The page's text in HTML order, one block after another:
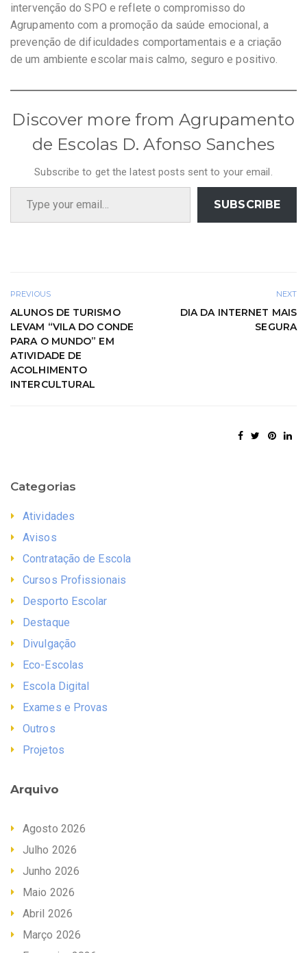
intervenção do SPO e reflete o compromisso do
Agrupamento com a promoção da saúde emocional, a
prevenção de dificuldades comportamentais e a criação
de um ambiente escolar mais calmo, seguro e positivo.
Discover more from Agrupamento
de Escolas D. Afonso Sanches
Subscribe to get the latest posts sent to your email.
Type your email…
SUBSCRIBE
PREVIOUS
ALUNOS DE TURISMO
LEVAM “VILA DO CONDE
PARA O MUNDO” EM
ATIVIDADE DE
ACOLHIMENTO
INTERCULTURAL
NEXT
DIA DA INTERNET MAIS
SEGURA
Categorias
Atividades
Avisos
Contratação de Escola
Cursos Profissionais
Desporto Escolar
Destaque
Divulgação
Eco-Escolas
Escola Digital
Exames e Provas
Outros
Projetos
Arquivo
Agosto 2026
Julho 2026
Junho 2026
Maio 2026
Abril 2026
Março 2026